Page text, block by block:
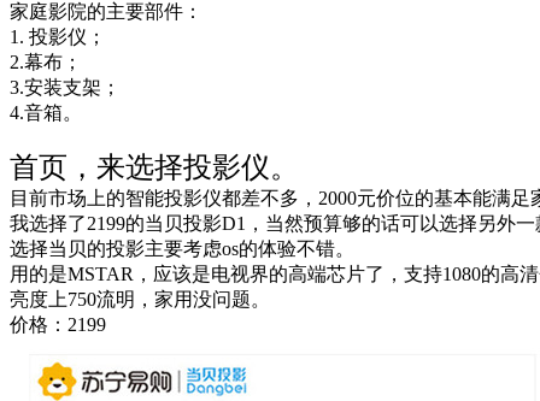
家庭影院的主要部件：
1. 投影仪；
2.幕布；
3.安装支架；
4.音箱。
首页，来选择投影仪。
目前市场上的智能投影仪都差不多，2000元价位的基本能满足
我选择了2199的当贝投影D1，当然预算够的话可以选择另外一
选择当贝的投影主要考虑os的体验不错。
用的是MSTAR，应该是电视界的高端芯片了，支持1080的高
亮度上750流明，家用没问题。
价格：2199